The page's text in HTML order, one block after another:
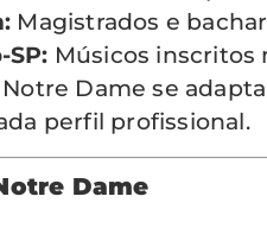
Magistrados e
SP: Músicos inscritos
Dame se
perfil profissional.
Dame